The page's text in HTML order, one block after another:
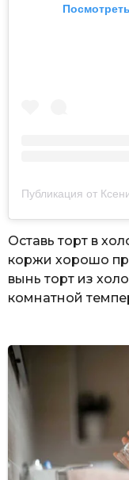
Оставь торт в
коржи хорошо
вынь торт из
комнатной